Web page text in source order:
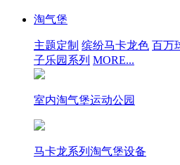
淘气堡
主题定制 缤纷马卡龙色 百万
子乐园系列 MORE...
室内淘气堡运动公园
马卡龙系列淘气堡设备